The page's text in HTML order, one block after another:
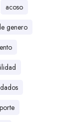
acoso
genero